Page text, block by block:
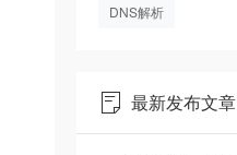
DNS解析
最新发布文章